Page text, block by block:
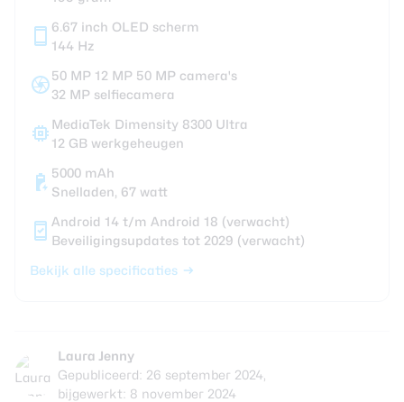
6.67 inch OLED scherm
144 Hz
50 MP 12 MP 50 MP camera's
32 MP selfiecamera
MediaTek Dimensity 8300 Ultra
12 GB werkgeheugen
5000 mAh
Snelladen, 67 watt
Android 14 t/m Android 18 (verwacht)
Beveiligingsupdates tot 2029 (verwacht)
Bekijk alle specificaties
Laura Jenny
Gepubliceerd: 26 september 2024,
bijgewerkt: 8 november 2024